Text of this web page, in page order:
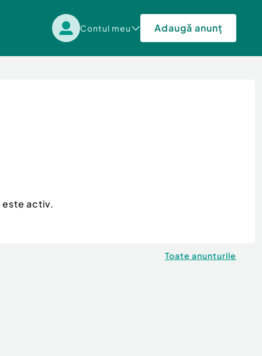
Contul meu Adaugă anunț
este activ.
Toate anunturile